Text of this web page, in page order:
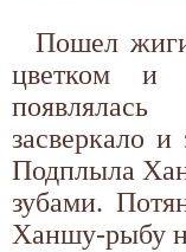
Пошел
цветком и
засверкало и
Подплыла
зубами.
Ханшу-рыбу